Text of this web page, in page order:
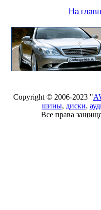
На
Copyright © 2006-2023 "
шины, диски,
Все права